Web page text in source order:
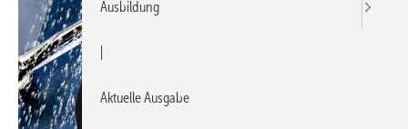
Ausbildung
Aktuelle Ausgabe